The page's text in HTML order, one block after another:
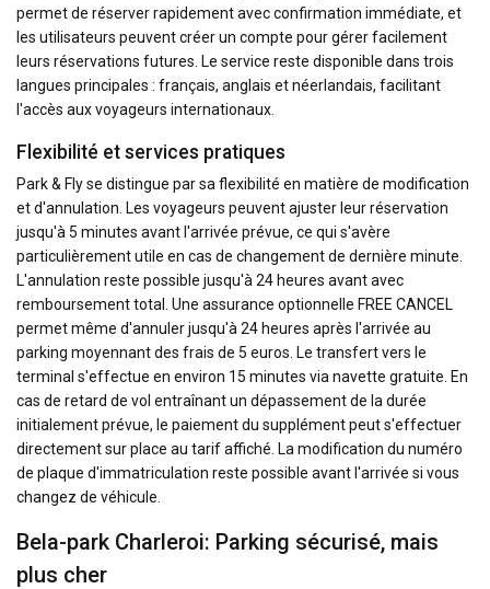
permet de réserver rapidement avec confirmation immédiate, et
les utilisateurs peuvent créer un compte pour gérer facilement
leurs réservations futures. Le service reste disponible dans trois
langues principales : français, anglais et néerlandais, facilitant
l'accès aux voyageurs internationaux.
Flexibilité et services pratiques
Park & Fly se distingue par sa flexibilité en matière de modification
et d'annulation. Les voyageurs peuvent ajuster leur réservation
jusqu'à 5 minutes avant l'arrivée prévue, ce qui s'avère
particulièrement utile en cas de changement de dernière minute.
L'annulation reste possible jusqu'à 24 heures avant avec
remboursement total. Une assurance optionnelle FREE CANCEL
permet même d'annuler jusqu'à 24 heures après l'arrivée au
parking moyennant des frais de 5 euros. Le transfert vers le
terminal s'effectue en environ 15 minutes via navette gratuite. En
cas de retard de vol entraînant un dépassement de la durée
initialement prévue, le paiement du supplément peut s'effectuer
directement sur place au tarif affiché. La modification du numéro
de plaque d'immatriculation reste possible avant l'arrivée si vous
changez de véhicule.
Bela-park Charleroi: Parking sécurisé, mais
plus cher